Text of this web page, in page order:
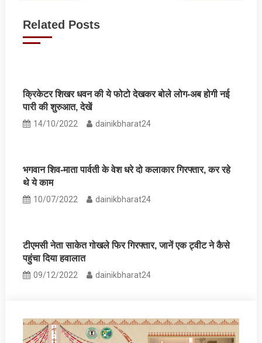
Related Posts
क्रिकेटर शिखर धवन की ये फोटो देखकर बोले लोग-अब होगी नई
पारी की शुरुआत, देखें
14/10/2022 dainikbharat24
भगवान शिव-माता पार्वती के वेश धरे दो कलाकार गिरफ्तार, कर रहे
थे ये काम
10/07/2022 dainikbharat24
टीएमसी नेता साकेत गोखले फिर गिरफ्तार, जानें एक ट्वीट ने कैसे
पहुंचा दिया हवालात
09/12/2022 dainikbharat24